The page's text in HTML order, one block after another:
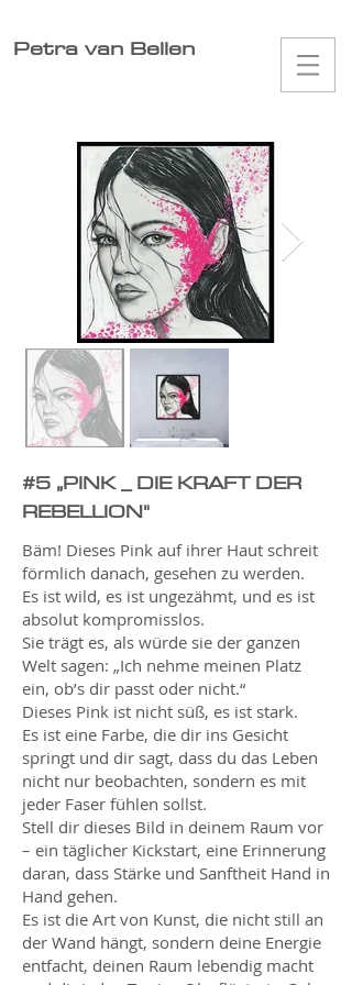
Petra van Bellen
#5 „PINK _ DIE KRAFT DER
REBELLION"
Bäm! Dieses Pink auf ihrer Haut schreit
förmlich danach, gesehen zu werden.
Es ist wild, es ist ungezähmt, und es ist
absolut kompromisslos.
Sie trägt es, als würde sie der ganzen
Welt sagen: „Ich nehme meinen Platz
ein, ob’s dir passt oder nicht.“
Dieses Pink ist nicht süß, es ist stark.
Es ist eine Farbe, die dir ins Gesicht
springt und dir sagt, dass du das Leben
nicht nur beobachten, sondern es mit
jeder Faser fühlen sollst.
Stell dir dieses Bild in deinem Raum vor
– ein täglicher Kickstart, eine Erinnerung
daran, dass Stärke und Sanftheit Hand in
Hand gehen.
Es ist die Art von Kunst, die nicht still an
der Wand hängt, sondern deine Energie
entfacht, deinen Raum lebendig macht